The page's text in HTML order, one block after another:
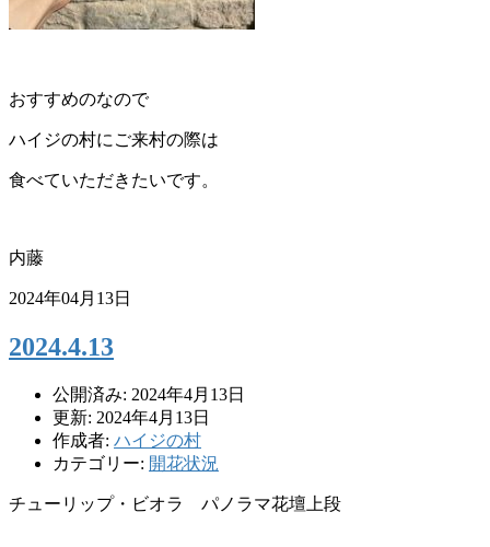
おすすめのなので
ハイジの村にご来村の際は
食べていただきたいです。
内藤
2024年04月13日
2024.4.13
公開済み: 2024年4月13日
更新: 2024年4月13日
作成者: ハイジの村
カテゴリー: 開花状況
チューリップ・ビオラ パノラマ花壇上段